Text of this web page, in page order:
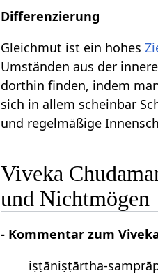
Differenzierung
Gleichmut ist ein hohes
Umständen aus der
dorthin finden, indem
sich in allem scheinbar
und regelmäßige
Viveka
und Nichtmögen
- Kommentar zum
iṣṭāniṣṭārtha-